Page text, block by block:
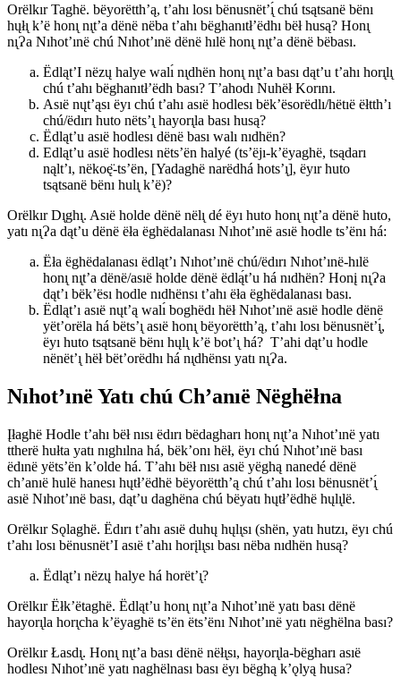
Orëlkır Taghë. bëyorëtth’ą, t’ahı losı bënusnët’ı̨́ chú tsątsanë bënı
hųłı̨ k’ë honı̨ nı̨t’a dënë nëba t’ahı bëghanıtł’ëdhı bëł husą? Honı̨
nı̨Ɂa Nıhot’ınë chú Nıhot’ınë dënë hılë honı̨ nı̨t’a dënë bëbası.
Ëdląt’I nëzų halye walı́ nı̨dhën honı̨ nı̨t’a bası dąt’u t’ahı horı̨lı̨
chú t’ahı bëghanıtł’ëdh bası? T’ahodı Nuhëł Korını.
Asıë nųt’ąsı ëyı chú t’ahı asıë hodlesı bëk’ësorëdlı/hëtıë ëłtth’ı
chú/ëdırı huto nëts’ı̨ hayorı̨la bası husą?
Ëdląt’u asıë hodlesı dënë bası walı nıdhën?
Edląt’u asıë hodlesı nëts’ën halyé (ts’ëjı-k’ëyaghë, tsądarı
nąlt’ı, nëkoę̈-ts’ën, [Yadaghë narëdhá hots’ı̨], ëyır huto
tsątsanë bënı hulı̨ k’ë)?
Orëlkır Dı̨ghı̨. Asıë holde dënë nëlı̨ dé ëyı huto honı̨ nı̨t’a dënë huto,
yatı nı̨Ɂa dąt’u dënë ëła ëghëdalanası Nıhot’ınë asıë hodle ts’ënı há:
Ëła ëghëdalanası ëdląt’ı Nıhot’ınë chú/ëdırı Nıhot’ınë-hılë
honı̨ nı̨t’a dënë/asıë holde dënë ëdlą́t’u há nıdhën? Honį nı̨Ɂa
dąt’ı bëk’ësı hodle nıdhënsı t’ahı ëła ëghëdalanası bası.
Ëdląt’ı asıë nųt’ą walı́ boghëdı hëł Nıhot’ınë asıë hodle dënë
yët’orëla há bëts’ı̨ asıë honı̨ bëyorëtth’ą, t’ahı losı bënusnët’ı̨́,
ëyı huto tsątsanë bënı hųlı̨ k’ë bot’ı̨ há? T’ahi dąt’u hodle
nënët’ı̨ hëł bët’orëdhı há nı̨dhënsı yatı nı̨Ɂa.
Nıhot’ınë Yatı chú Ch’anıë Nëghëłna
Įłaghë Hodle t’ahı bëł nısı ëdırı bëdagharı honı̨ nı̨t’a Nıhot’ınë yatı
ttherë hułta yatı nıghılna há, bëk’onı hëł, ëyı chú Nıhot’ınë bası
ëdınë yëts’ën k’olde há. T’ahı bëł nısı asıë yëghą nanedé dënë
ch’anıë hulë hanesı hųtł’ëdhë bëyorëtth’ą chú t’ahı losı bënusnët’ı̨́
asıë Nıhot’ınë bası, dąt’u daghëna chú bëyatı hųtł’ëdhë hųlı̨lë.
Orëlkır Sǫlaghë. Ëdırı t’ahı asıë duhų hųlı̨sı (shën, yatı hutzı, ëyı chú
t’ahı losı bënusnët’I asıë t’ahı horįlı̨sı bası nëba nıdhën husą?
Ëdląt’ı nëzų halye há horët’ı̨?
Orëlkır Ëłk’ëtaghë. Ëdląt’u honı̨ nı̨t’a Nıhot’ınë yatı bası dënë
hayorı̨la horı̨cha k’ëyaghë ts’ën ëts’ënı Nıhot’ınë yatı nëghëlna bası?
Orëlkır Łasdı̨. Honı̨ nı̨t’a bası dënë nëłı̨sı, hayorı̨la-bëgharı asıë
hodlesı Nıhot’ınë yatı naghëlnası bası ëyı bëghą k’ǫlyą husa?